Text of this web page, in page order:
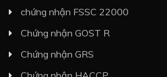
chứng nhận FSSC 22000
Chứng nhận GOST R
Chứng nhận GRS